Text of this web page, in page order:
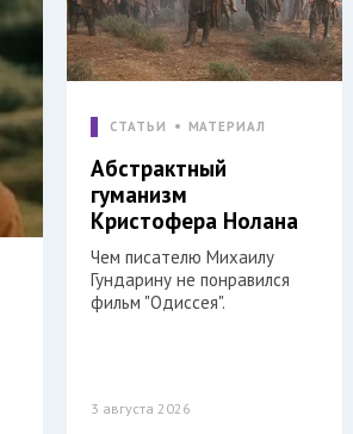
СТАТЬИ МАТЕРИАЛ
Абстрактный
гуманизм
Кристофера Нолана
Чем писателю Михаилу
Гундарину не понравился
фильм "Одиссея".
3 августа 2026